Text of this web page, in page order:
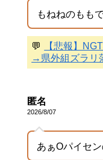
もねねのもも
💬
【悲報】
→県外組ズラリ
匿名
2026/8/07
あぁOパイセン